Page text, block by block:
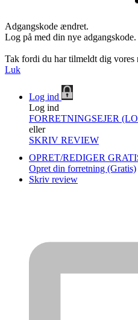
Adgangskode ændret.
Log på med din nye adgangskode.
Tak fordi du har tilmeldt dig vores
Luk
Log ind
Log ind
FORRETNINGSEJER
eller
SKRIV REVIEW
OPRET/REDIGER
Opret din forretning (Gratis)
Skriv review